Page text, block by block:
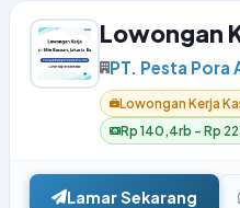
Lowongan
PT. Pesta Pora
Lowongan Kerja
Rp 140,4rb – Rp
Lamar Sekarang